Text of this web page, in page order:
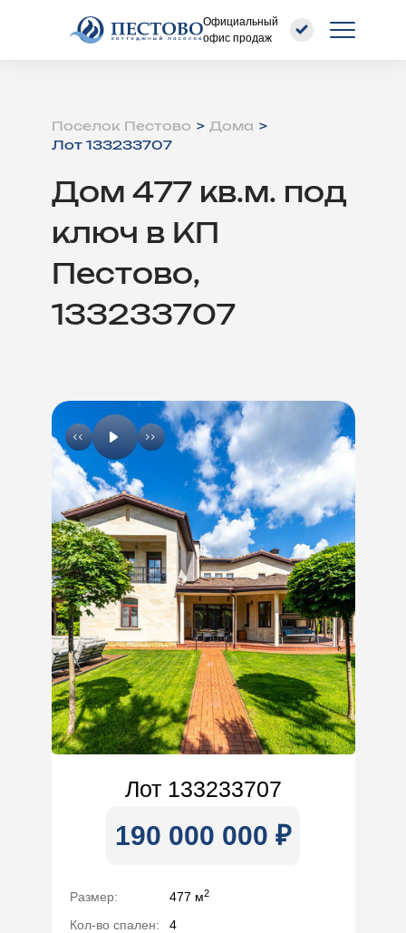
Официальный
офис продаж
Поселок Пестово
Дома
Лот 133233707
Дом 477 кв.м. под
ключ в КП
Пестово,
133233707
Лот 133233707
190 000 000 ₽
Размер: 477 м2
Кол-во спален:
4